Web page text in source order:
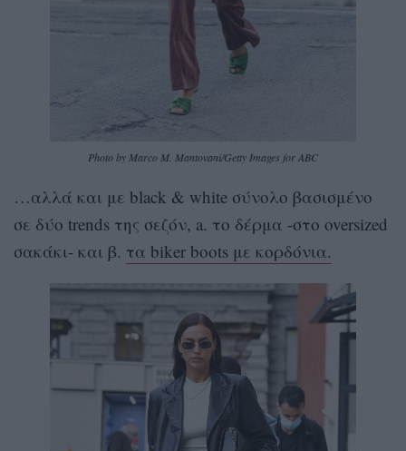
Photo by Marco M. Mantovani/Getty Images for ABC
…αλλά και με black & white σύνολο βασισμένο
σε δύο trends της σεζόν, a. το δέρμα -στο oversized
σακάκι- και β. τα biker boots με κορδόνια.